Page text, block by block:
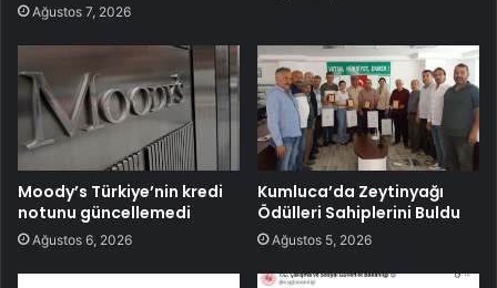
Ağustos 7, 2026
Moody’s Türkiye’nin kredi
notunu güncellemedi
Ağustos 6, 2026
Kumluca’da Zeytinyağı
Ödülleri Sahiplerini Buldu
Ağustos 5, 2026